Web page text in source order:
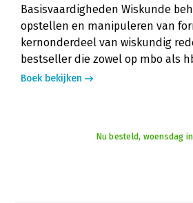
Basisvaardigheden Wiskunde
opstellen en manipuleren van
kernonderdeel van wiskundig
bestseller die zowel op mbo als
Boek bekijken
Nu besteld, woensdag